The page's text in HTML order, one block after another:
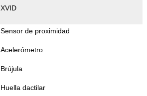
XVID
Sensor de proximidad
Acelerómetro
Brújula
Huella dactilar